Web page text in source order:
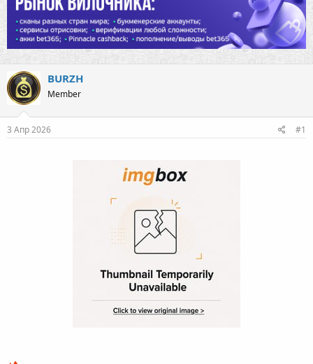
BURZH
Member
3 Апр 2026 #1